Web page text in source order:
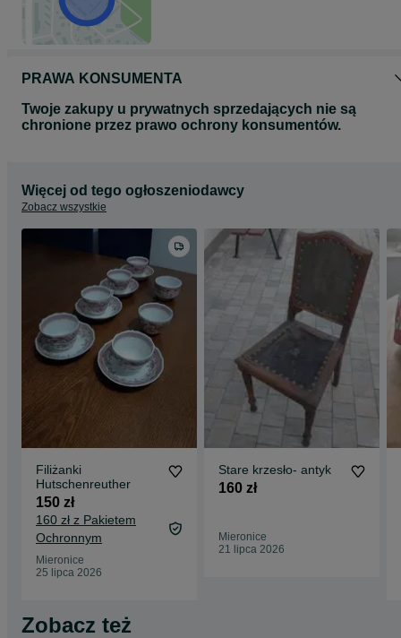
PRAWA KONSUMENTA
Twoje zakupy u prywatnych sprzedających nie są
chronione przez prawo ochrony konsumentów.
Więcej od tego ogłoszeniodawcy
Zobacz wszystkie
Filiżanki
Hutschenreuther
150 zł
160 zł z Pakietem
Ochronnym
Mieronice
25 lipca 2026
Stare krzesło- antyk
160 zł
Mieronice
21 lipca 2026
Zobacz też